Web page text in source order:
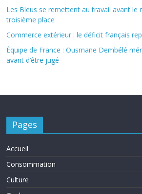
Les Bleus se remettent au travail avant le
troisième place
Commerce extérieur : le déficit français
Équipe de France : Ousmane Dembélé
avant d’être jugé
Pages
Accueil
Consommation
Culture